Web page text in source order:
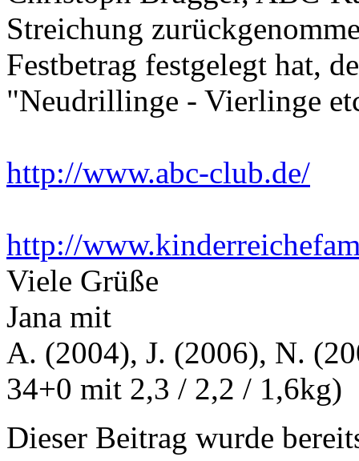
Streichung
Festbetrag festgelegt hat,
"Neudrillinge - Vierlinge
http://www.abc-club.de/
http://
Viele Grüße
Jana mit
A. (2004), J. (2006), N.
34+0 mit 2,3 / 2,2 / 1,6kg)
Dieser Beitrag wurde